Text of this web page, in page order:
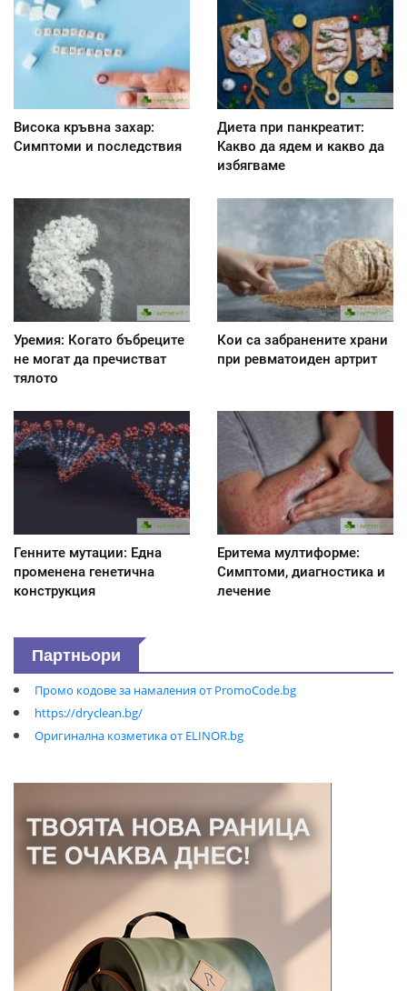
Висока кръвна захар:
Симптоми и последствия
Диета при панкреатит:
Kакво да ядем и какво да
избягваме
Уремия: Когато бъбреците
не могат да пречистват
тялото
Кои са забранените храни
при ревматоиден артрит
Генните мутации: Една
променена генетична
конструкция
Еритема мултиформе:
Симптоми, диагностика и
лечение
Партньори
Промо кодове за намаления от PromoCode.bg
https://dryclean.bg/
Оригинална козметика от ELINOR.bg